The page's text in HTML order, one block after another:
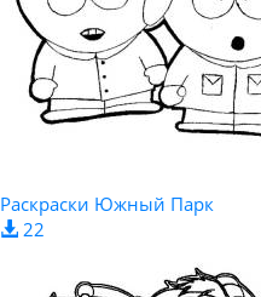
Раскраски Южный Парк
22